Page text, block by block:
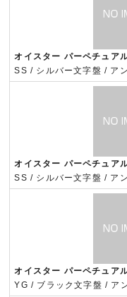
オイスター パーペチュア
SS / シルバー文字盤 / ア
オイスター パーペチュア
SS / シルバー文字盤 / ア
オイスター パーペチュア
YG / ブラック文字盤 / ア